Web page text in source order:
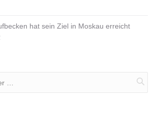
hat sein Ziel in Moskau erreicht